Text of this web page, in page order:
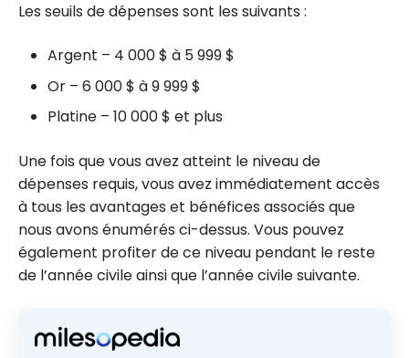
Les seuils de dépenses sont les suivants :
Argent – 4 000 $ à 5 999 $
Or – 6 000 $ à 9 999 $
Platine – 10 000 $ et plus
Une fois que vous avez atteint le niveau de
dépenses requis, vous avez immédiatement accès
à tous les avantages et bénéfices associés que
nous avons énumérés ci-dessus. Vous pouvez
également profiter de ce niveau pendant le reste
de l’année civile ainsi que l’année civile suivante.